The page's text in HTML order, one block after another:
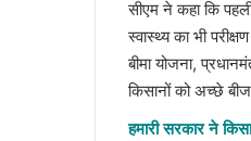
सीएम ने कहा कि
स्वास्थ्य का भी
बीमा योजना,
किसानों को अच्छे
हमारी सरकार ने